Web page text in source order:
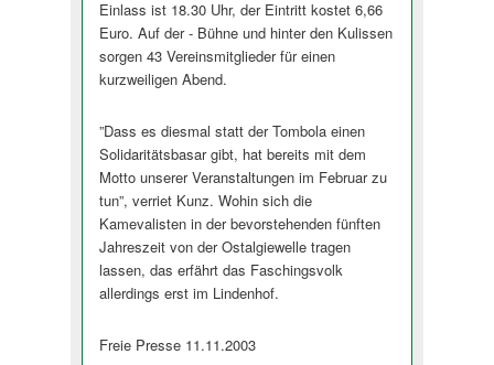
Einlass ist 18.30 Uhr, der Eintritt kostet 6,66
Euro. Auf der - Bühne und hinter den Kulissen
sorgen 43 Vereinsmitglieder für einen
kurzweiligen Abend.
”Dass es diesmal statt der Tombola einen
Solidaritätsbasar gibt, hat bereits mit dem
Motto unserer Veranstaltungen im Februar zu
tun”, verriet Kunz. Wohin sich die
Kamevalisten in der bevorstehenden fünften
Jahreszeit von der Ostalgiewelle tragen
lassen, das erfährt das Faschingsvolk
allerdings erst im Lindenhof.
Freie Presse 11.11.2003